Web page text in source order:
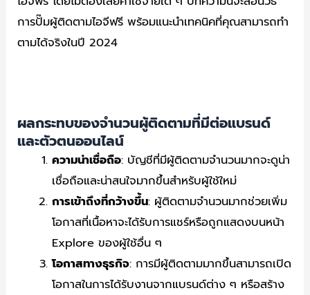
การปั๊มผู้ติดตามไอจีฟรี พร้อมแนะนำเทคนิคที่คุณสามารถทำ
ตามได้จริงในปี 2024
ผลกระทบของจำนวนผู้ติดตามที่มีต่อแบรนด์
และตัวตนออนไลน์
ความน่าเชื่อถือ: บัญชีที่มีผู้ติดตามจำนวนมากจะดูน่า
เชื่อถือและน่าสนใจมากขึ้นสำหรับผู้ใช้ใหม่
การเข้าถึงที่กว้างขึ้น: ผู้ติดตามจำนวนมากช่วยเพิ่ม
โอกาสที่เนื้อหาจะได้รับการแชร์หรือถูกแสดงบนหน้า
Explore ของผู้ใช้อื่น ๆ
โอกาสทางธุรกิจ: การมีผู้ติดตามมากขึ้นสามารถเปิด
โอกาสในการได้รับงานจากแบรนด์ต่าง ๆ หรือสร้าง